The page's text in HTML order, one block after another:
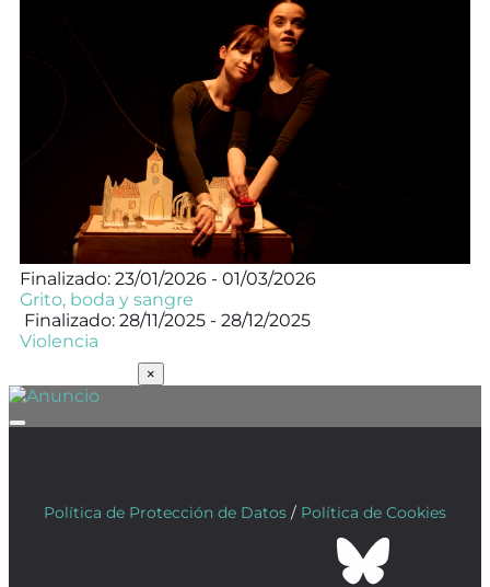
Finalizado: 23/01/2026 - 01/03/2026
Grito, boda y sangre
Finalizado: 28/11/2025 - 28/12/2025
Violencia
×
Política de Protección de Datos / Política de Cookies